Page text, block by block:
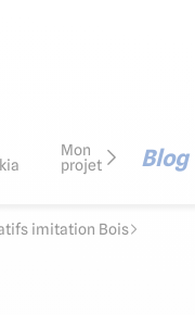
Blog
Mon
projet
imitation Bois